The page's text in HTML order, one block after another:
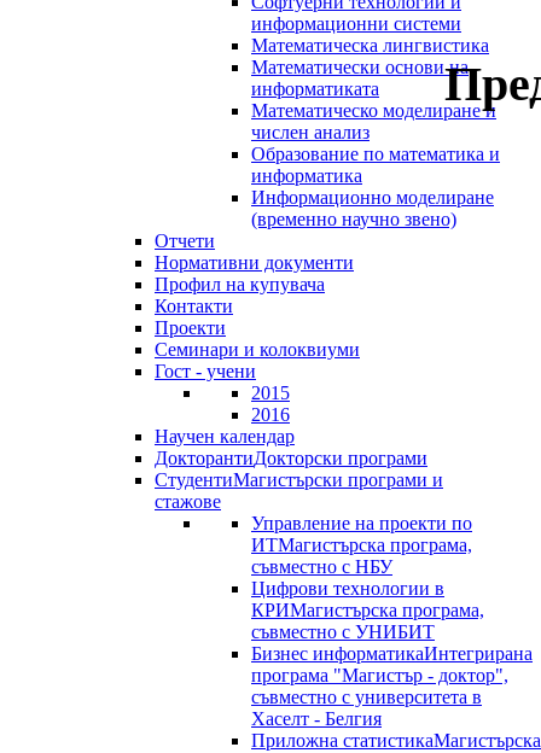
информационни системи
Математическа лингвистика
Математически основи на
информатиката
Математическо моделиране и
числен анализ
Образование по математика и
информатика
Информационно моделиране
(временно научно звено)
Отчети
Нормативни документи
Профил на купувача
Контакти
Проекти
Семинари и колоквиуми
Гост - учени
2015
2016
Научен календар
ДокторантиДокторски програми
СтудентиМагистърски програми и
стажове
Управление на проекти по
ИТМагистърска програма,
съвместно с НБУ
Цифрови технологии в
КРИМагистърска програма,
съвместно с УНИБИТ
Бизнес информатикаИнтегрирана
програма "Магистър - доктор",
съвместно с университета в
Хаселт - Белгия
Приложна статистикаМагистърска